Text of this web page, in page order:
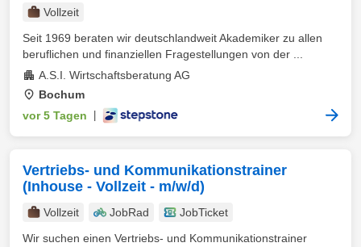
Vollzeit
Seit 1969 beraten wir deutschlandweit Akademiker zu allen
beruflichen und finanziellen Fragestellungen von der ...
A.S.I. Wirtschaftsberatung AG
Bochum
vor 5 Tagen
Vertriebs- und Kommunikationstrainer
(Inhouse - Vollzeit - m/w/d)
Vollzeit JobRad
JobTicket
Wir suchen einen Vertriebs- und Kommunikationstrainer